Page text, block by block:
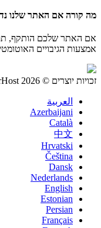
מה קורה אם האתר שלנו
אם האתר שלכם הותקף,
אמצעות הגיבויים
זכויות יוצרים © 2026 StormerHost כל הזכויות שמורות.
العربية
Azerbaijani
Català
中文
Hrvatski
Čeština
Dansk
Nederlands
English
Estonian
Persian
Français